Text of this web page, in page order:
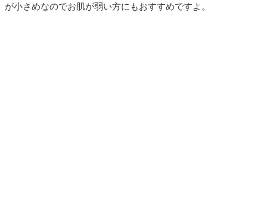
が小さめなのでお肌が弱い方にもおすすめですよ。